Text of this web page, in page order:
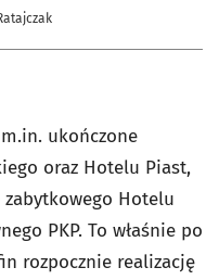
ukończone
oraz Hotelu Piast,
Hotelu
PKP. To właśnie po
rozpocznie realizację